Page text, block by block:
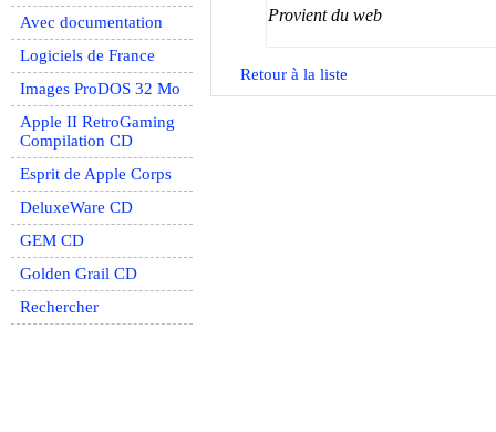
Avec documentation
Logiciels de France
Images ProDOS 32 Mo
Apple II RetroGaming
Compilation CD
Esprit de Apple Corps
DeluxeWare CD
GEM CD
Golden Grail CD
Rechercher
Provient du web
Retour à la liste